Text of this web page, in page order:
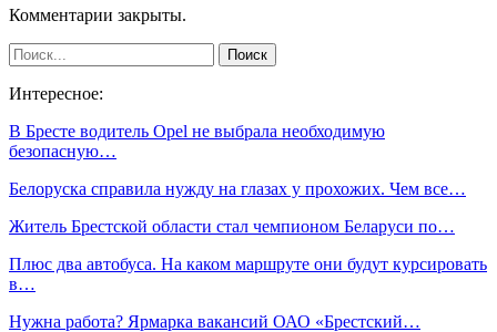
Комментарии закрыты.
Интересное:
В Бресте водитель Opel не выбрала необходимую
безопасную…
Белоруска справила нужду на глазах у прохожих. Чем все…
Житель Брестской области стал чемпионом Беларуси по…
Плюс два автобуса. На каком маршруте они будут курсировать
в…
Нужна работа? Ярмарка вакансий ОАО «Брестский…